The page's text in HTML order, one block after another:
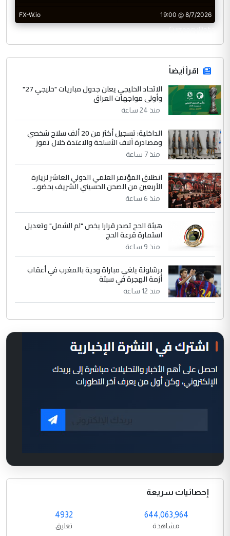
CurrencyRate
اقرأ أيضاً
الاتحاد الخليجي يعلن جدول مباريات "خليجي 27"
وأولى مواجهات العراق
منذ 24 ساعة
الداخلية: تسجيل أكثر من 20 ألف سلاح شخصي
ومصادرة آلاف الأسلحة والاعتدة خلال تموز
منذ 7 ساعة
انطلاق المؤتمر العلمي الدولي العاشر لزيارة
الأربعين من الصحن الحسيني الشريف بحضو...
منذ 6 ساعة
هيئة الحج تصدر قرارا يخص "لم الشمل" وتعديل
استمارة قرعة الحج
منذ 9 ساعة
برشلونة يلغي مباراة ودية بالمغرب في أعقاب
أزمة الهجرة في سبتة
منذ 12 ساعة
إحصائيات سريعة
644,063,964
مشاهدة
4932
تعليق